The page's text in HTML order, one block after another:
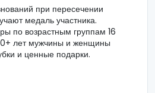
при пересечении
медаль участника.
по возрастным группам 16
лет мужчины и женщины
и ценные подарки.